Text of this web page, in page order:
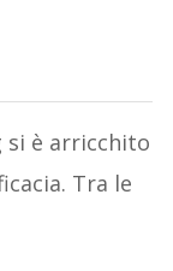
è arricchito
Tra le